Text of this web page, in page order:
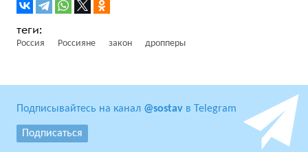
Россия Россияне закон дропперы
Подписывайтесь на канал @sostav в Telegram
Подписаться